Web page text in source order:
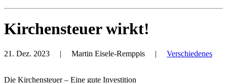
Kirchensteuer wirkt!
21. Dez. 2023 | Martin Eisele-Remppis | Verschiedenes
Die Kirchensteuer – Eine gute Investition